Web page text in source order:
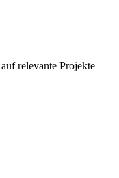
relevante Projekte